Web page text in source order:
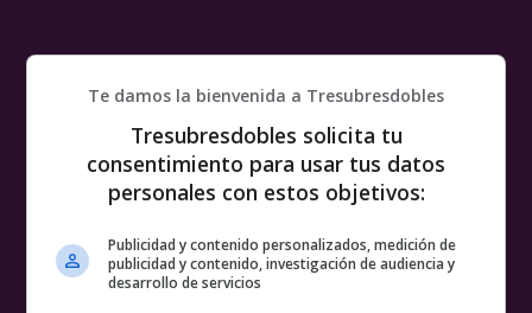
Te damos la bienvenida a Tresubresdobles
Tresubresdobles solicita tu
consentimiento para usar tus datos
personales con estos objetivos:
Publicidad y contenido personalizados, medición de
publicidad y contenido, investigación de audiencia y
desarrollo de servicios